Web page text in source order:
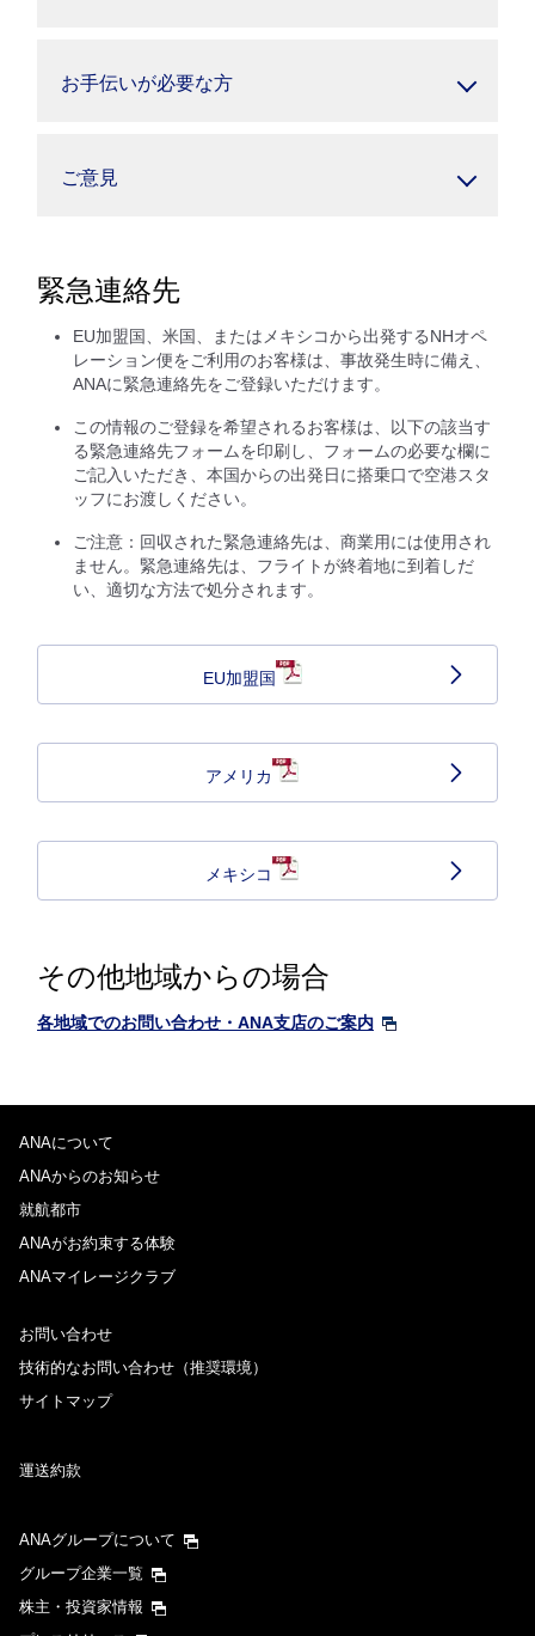
お手伝いが必要な方
ご意見
緊急連絡先
EU加盟国、米国、またはメキシコから出発するNHオペ
レーション便をご利用のお客様は、事故発生時に備え、
ANAに緊急連絡先をご登録いただけます。
この情報のご登録を希望されるお客様は、以下の該当す
る緊急連絡先フォームを印刷し、フォームの必要な欄に
ご記入いただき、本国からの出発日に搭乗口で空港スタ
ッフにお渡しください。
ご注意：回収された緊急連絡先は、商業用には使用され
ません。緊急連絡先は、フライトが終着地に到着しだ
い、適切な方法で処分されます。
EU加盟国
アメリカ
メキシコ
その他地域からの場合
各地域でのお問い合わせ・ANA支店のご案内
ANAについて
ANAからのお知らせ
就航都市
ANAがお約束する体験
ANAマイレージクラブ
お問い合わせ
技術的なお問い合わせ（推奨環境）
サイトマップ
運送約款
ANAグループについて
グループ企業一覧
株主・投資家情報